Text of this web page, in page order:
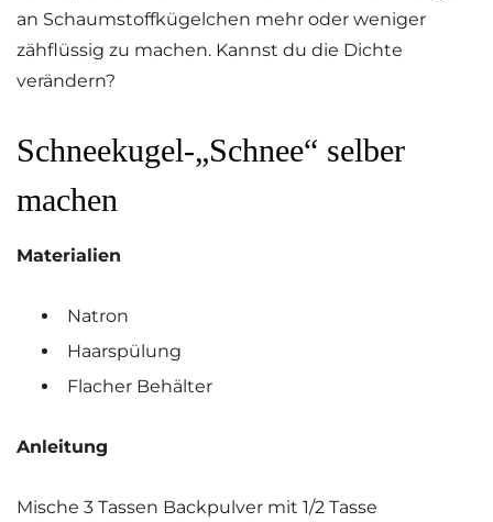
an Schaumstoffkügelchen mehr oder weniger
zähflüssig zu machen. Kannst du die Dichte
verändern?
Schneekugel-„Schnee“ selber
machen
Materialien
Natron
Haarspülung
Flacher Behälter
Anleitung
Mische 3 Tassen Backpulver mit 1/2 Tasse